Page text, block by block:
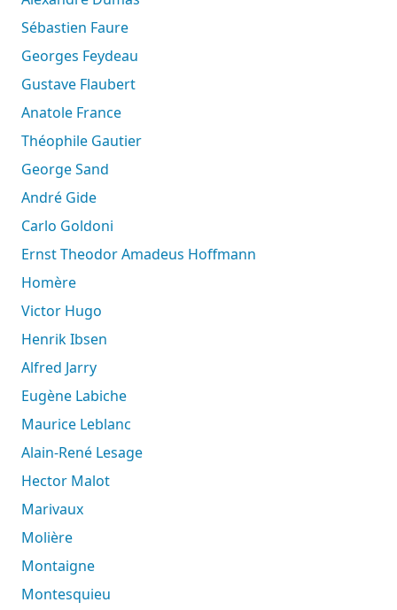
Sébastien Faure
Georges Feydeau
Gustave Flaubert
Anatole France
Théophile Gautier
George Sand
André Gide
Carlo Goldoni
Ernst Theodor Amadeus Hoffmann
Homère
Victor Hugo
Henrik Ibsen
Alfred Jarry
Eugène Labiche
Maurice Leblanc
Alain-René Lesage
Hector Malot
Marivaux
Molière
Montaigne
Montesquieu